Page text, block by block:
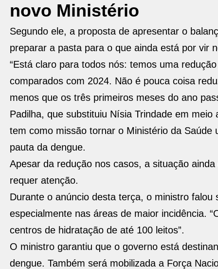
novo Ministério
Segundo ele, a proposta de apresentar o
preparar a pasta para o que ainda está por vir
“Está claro para todos nós: temos uma
comparados com 2024. Não é pouca coisa
menos que os três primeiros meses do ano
Padilha, que substituiu Nísia Trindade em
tem como missão tornar o Ministério da Saúde
pauta da dengue.
Apesar da redução nos casos, a situação
requer atenção.
Durante o anúncio desta terça, o ministro
especialmente nas áreas de maior incidência.
centros de hidratação de até 100 leitos”.
O ministro garantiu que o governo está
dengue. Também será mobilizada a Força